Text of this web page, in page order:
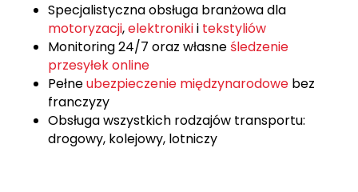
Specjalistyczna obsługa branżowa dla
motoryzacji,elektronikii tekstyliów
Monitoring 24/7 oraz własneśledzenie
przesyłek online
Pełneubezpieczenie międzynarodowe bez
franczyzy
Obsługa wszystkich rodzajów transportu:
drogowy, kolejowy, lotniczy